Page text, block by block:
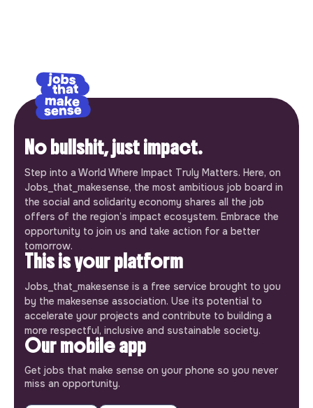
No bullshit, just impact.
Step into a World Where Impact Truly Matters. Here, on
Jobs_that_makesense, the most ambitious job board in
the social and solidarity economy shares all the job
offers of the region’s impact ecosystem. Embrace the
opportunity to join us and take action for a better
tomorrow.
This is your platform
Jobs_that_makesense is a free service brought to you
by the makesense association. Use its potential to
accelerate your projects and contribute to building a
more respectful, inclusive and sustainable society.
Our mobile app
Get jobs that make sense on your phone so you never
miss an opportunity.